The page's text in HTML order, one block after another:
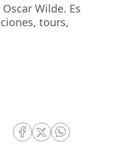
Wilde. Es
tours,
RRSS Facebook
RRSS Twitter
RRSS